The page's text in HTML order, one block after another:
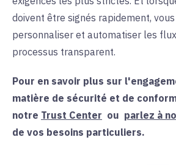
doivent être signés rapidement,
personnaliser et automatiser les
processus transparent.
Pour en savoir plus sur
matière de sécurité et de
notre Trust Center ou parlez à
de vos besoins particuliers.